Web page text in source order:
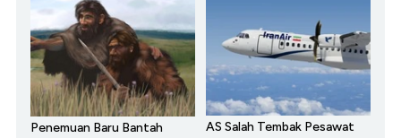
Penemuan Baru Bantah
AS Salah Tembak Pesawat